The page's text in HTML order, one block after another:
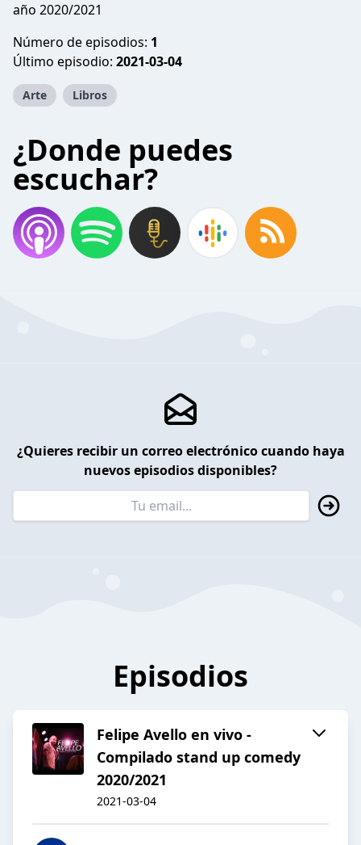
año 2020/2021
Número de episodios: 1
Último episodio: 2021-03-04
Arte Libros
¿Donde puedes
escuchar?
¿Quieres recibir un correo electrónico cuando haya
nuevos episodios disponibles?
Episodios
Felipe Avello en vivo -
Compilado stand up comedy
2020/2021
2021-03-04